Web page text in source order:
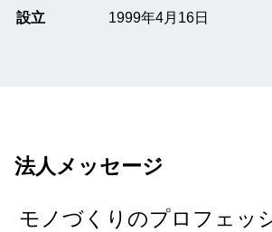
設立 1999年4月16日
法人メッセージ
モノづくりのプロフェッ